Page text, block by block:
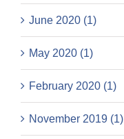
June 2020 (1)
May 2020 (1)
February 2020 (1)
November 2019 (1)